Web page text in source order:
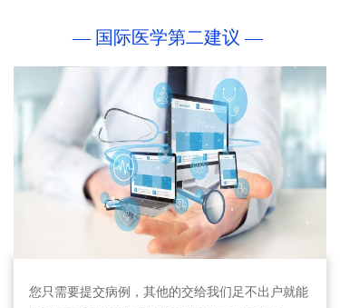
— 国际医学第二建议 —
您只需要提交病例，其他的交给我们足不出户就能